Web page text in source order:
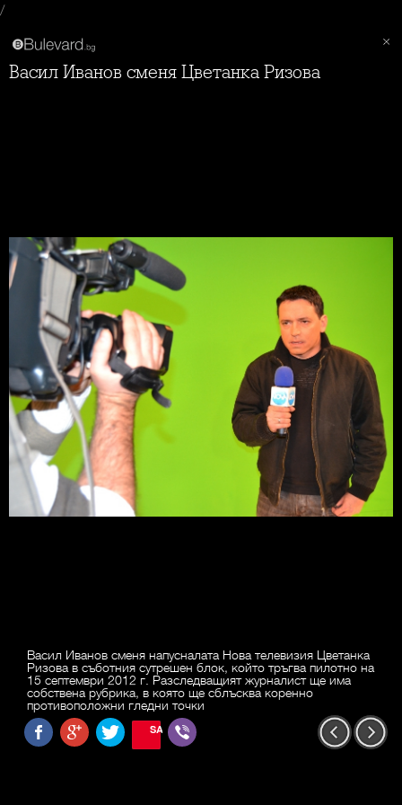
/
Васил Иванов сменя Цветанка Ризова
Васил Иванов сменя напусналата Нова телевизия Цветанка
Ризова в съботния сутрешен блок, който тръгва пилотно на
15 септември 2012 г. Разследващият журналист ще има
собствена рубрика, в която ще сблъсква коренно
противоположни гледни точки
SAVE